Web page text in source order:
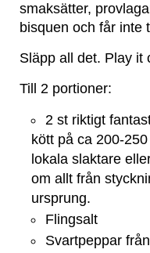
smaksätter,
bisquen och får inte
Släpp all det. Play it
Till 2 portioner:
2 st riktigt
kött på ca 200-
lokala slaktare
om allt från
ursprung.
Flingsalt
Svartpeppar